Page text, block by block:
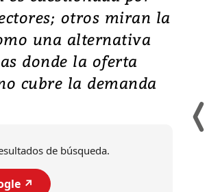
otros miran la
una alternativa
donde la oferta
cubre la demanda
de búsqueda.
↗️
se registró este martes 28 de
en la prefectura de Kumamoto,
al sur de Japón, provocando una